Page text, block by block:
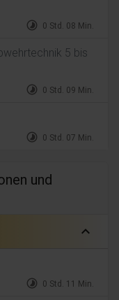
timelapse 0 Std. 08 Min.
5 bis
timelapse 0 Std. 09 Min.
timelapse 0 Std. 07 Min.
und
expand_less
timelapse 0 Std. 11 Min.